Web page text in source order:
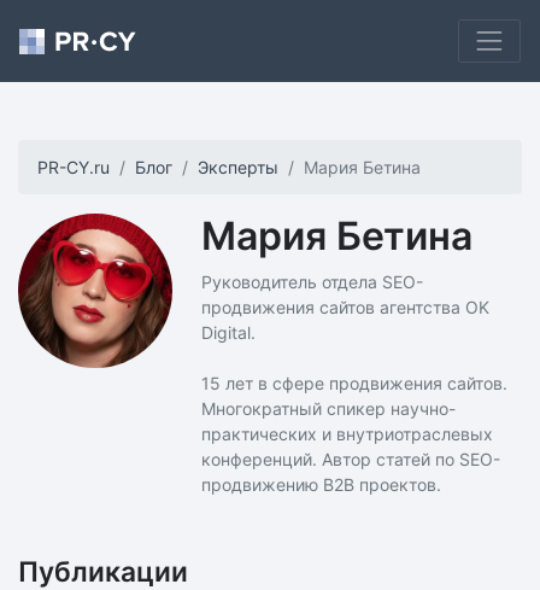
PR-CY.ru Блог Эксперты Мария Бетина
Мария Бетина
Руководитель отдела SEO-
продвижения сайтов агентства OK
Digital.
15 лет в сфере продвижения сайтов.
Многократный спикер научно-
практических и внутриотраслевых
конференций. Автор статей по SEO-
продвижению B2B проектов.
Публикации